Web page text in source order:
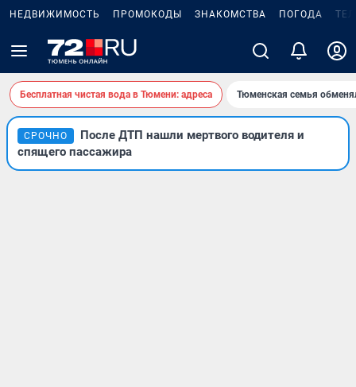
НЕДВИЖИМОСТЬ ПРОМОКОДЫ ЗНАКОМСТВА ПОГОДА
Бесплатная чистая вода в Тюмени: адреса Тюменская семья
СРОЧНО
После ДТП нашли мертвого водителя и
спящего пассажира